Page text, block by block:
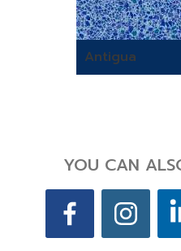
Antigua
YOU CAN